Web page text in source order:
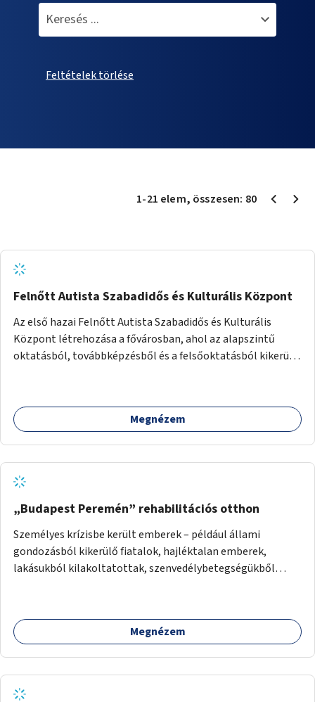
Feltételek törlése
1-21 elem, összesen: 80
Felnőtt Autista Szabadidős és Kulturális Központ
Az első hazai Felnőtt Autista Szabadidős és Kulturális
Központ létrehozása a fővárosban, ahol az alapszintű
oktatásból, továbbképzésből és a felsőoktatásból kikerülő
Megnézem
„Budapest Peremén” rehabilitációs otthon
Személyes krízisbe került emberek – például állami
gondozásból kikerülő fiatalok, hajléktalan emberek,
lakásukból kilakoltatottak, szenvedélybetegségükből
civil/szakmai szervezeti háttérrel. A program a közvetlen
segítségen, biztonságnyújtáson kívül gazdálkodásba is
szemléletformálást is céljának tekinti.
Megnézem